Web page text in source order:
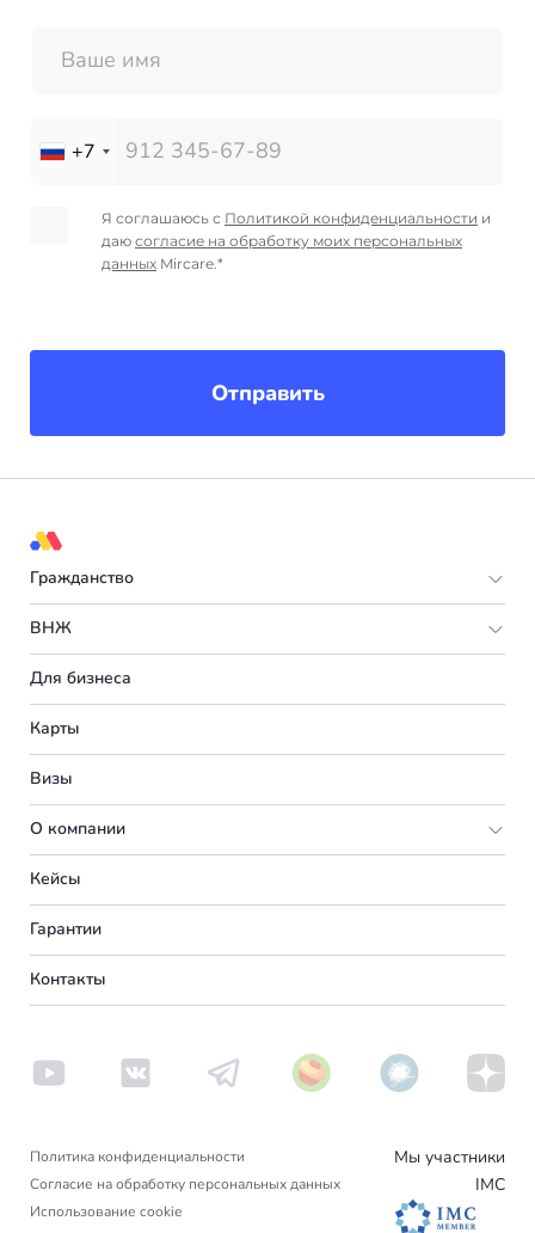
+7
Я соглашаюсь с Политикой конфиденциальности и
даю согласие на обработку моих персональных
данных Mircare.*
Отправить
Гражданство
Европа
Мальта
Болгария
Германия
Америка
Другие страны
Израиль
Гренада
ВНЖ
Европа
Италия
Словения
Испания
Сербия
Турция
Черногория
Финляндия
Для бизнеса
Карты
Визы
О компании
Подбор программы
Вакансии
О нас
Вебинары
Блог
Кейсы
Гарантии
Контакты
Политика конфиденциальности
Согласие на обработку персональных данных
Использование cookie
Мы участники
IMC